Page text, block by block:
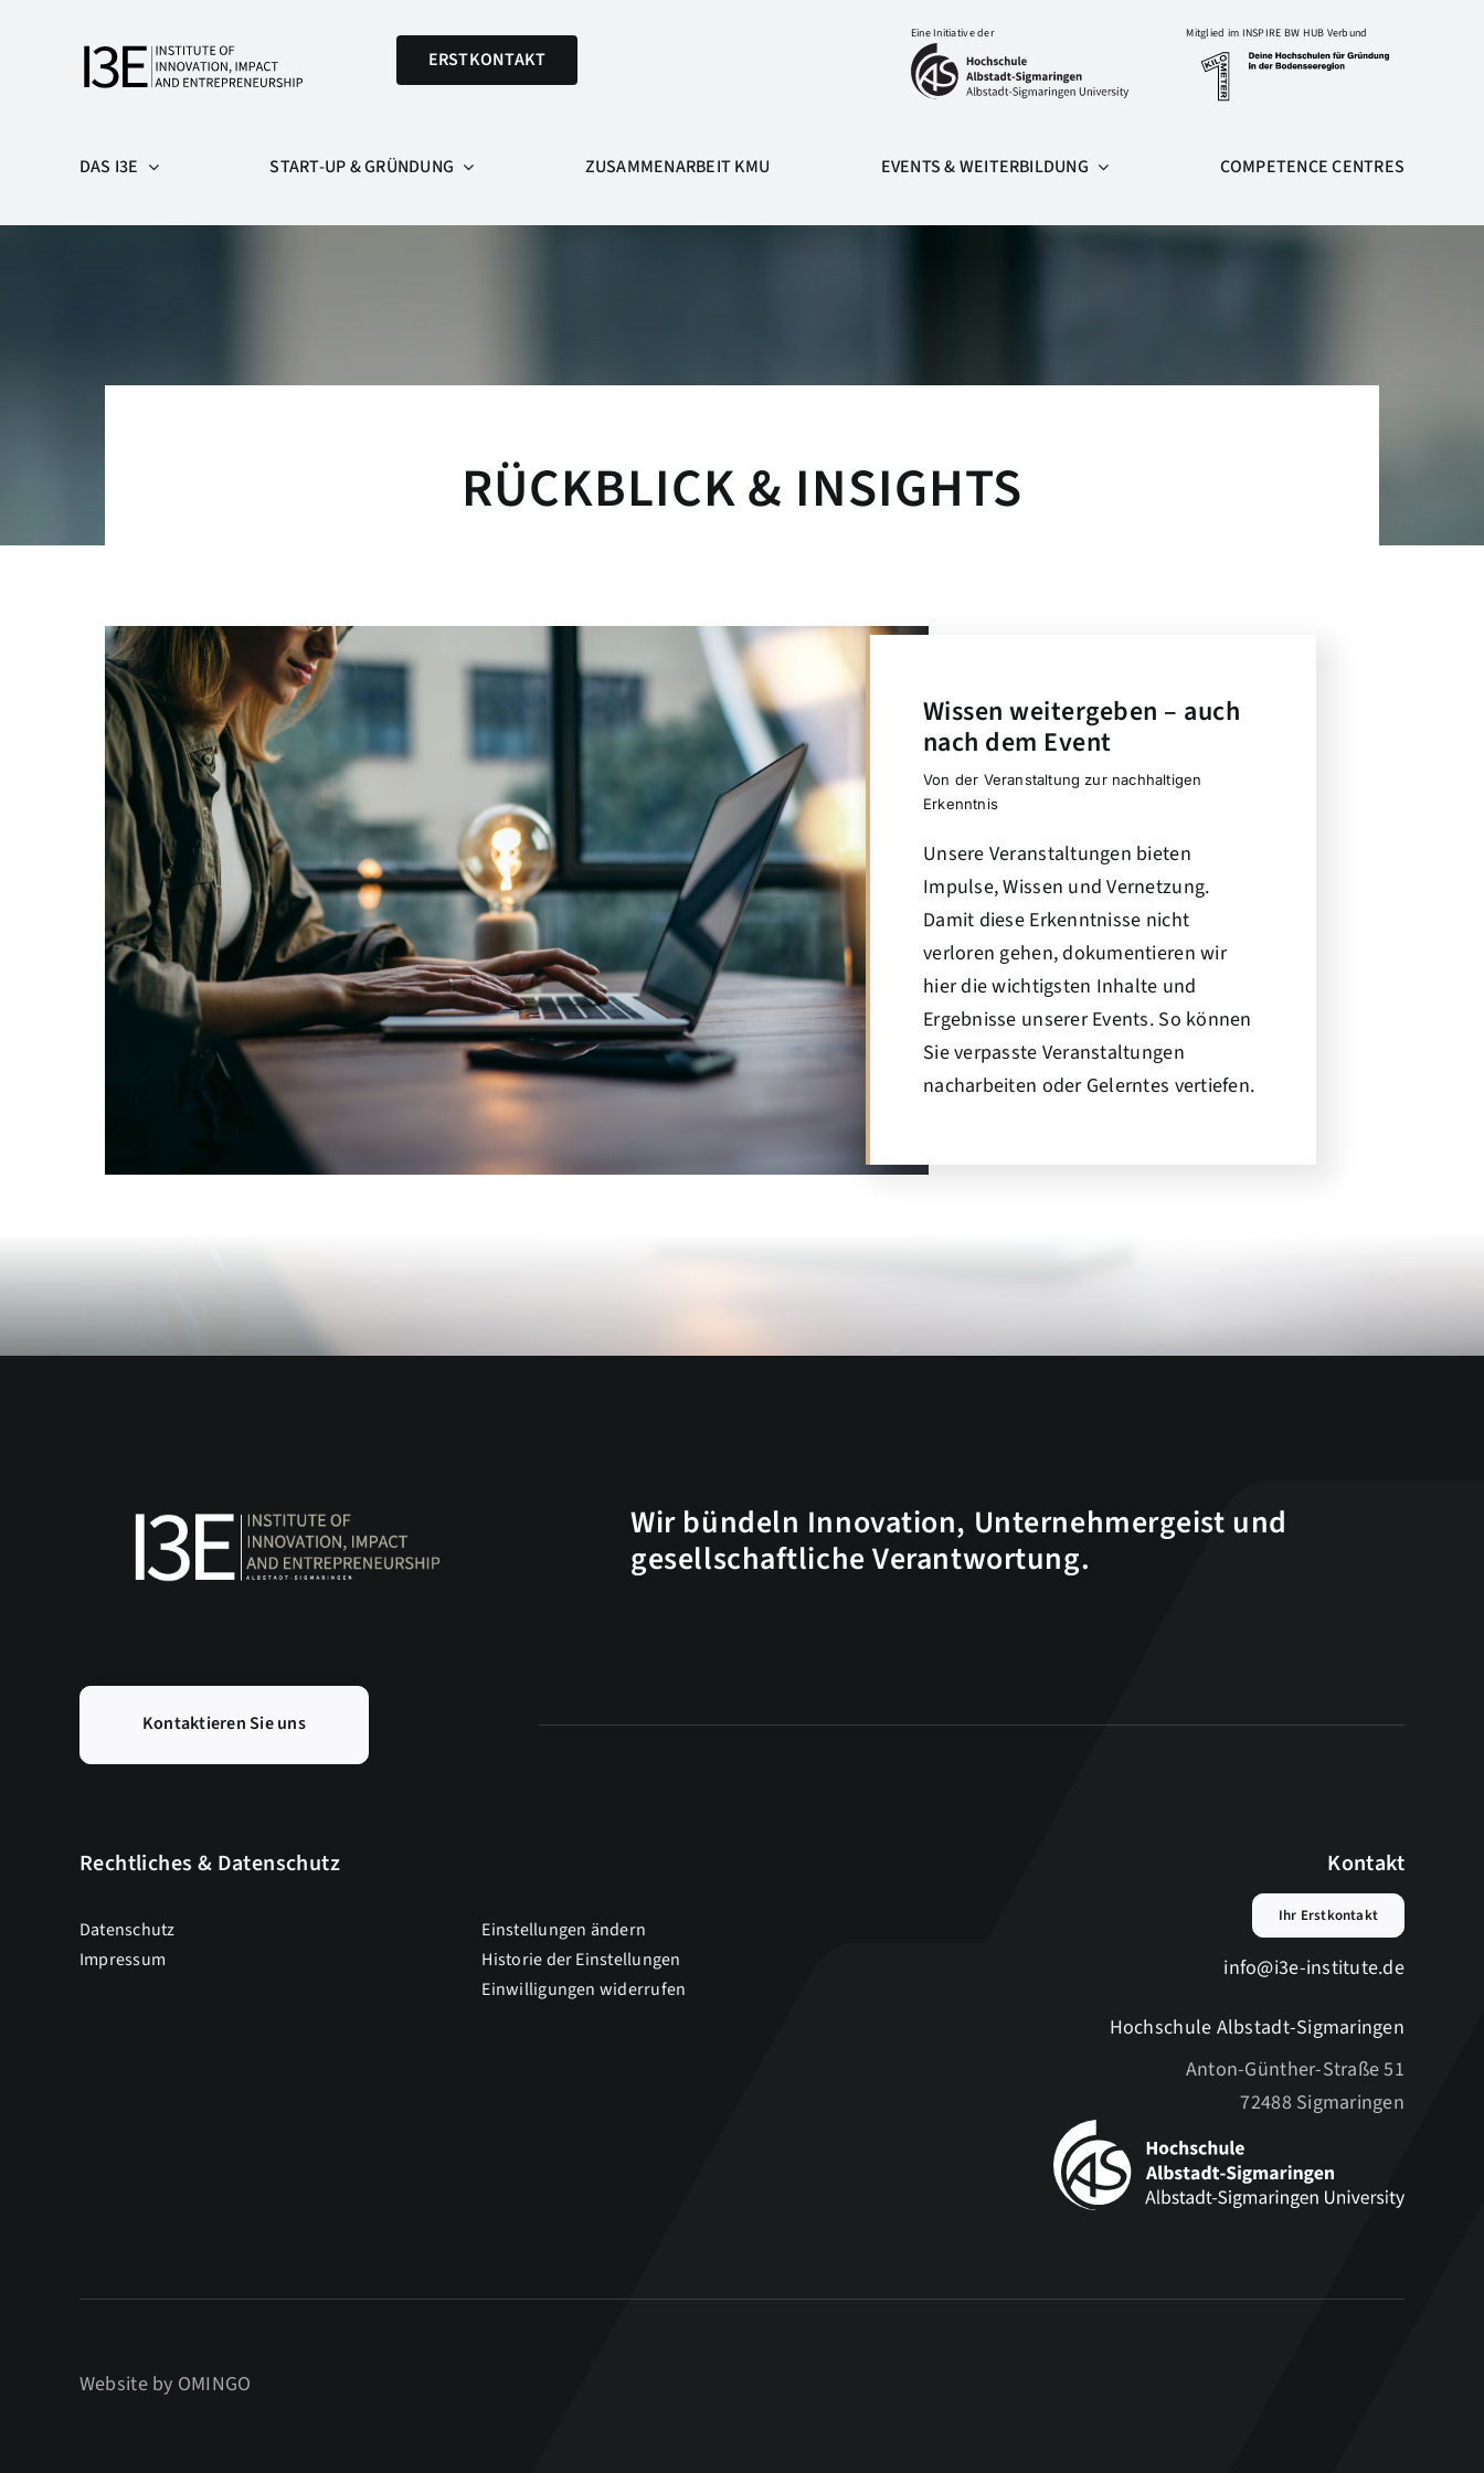
ERSTKONTAKT
Eine Initiative der Mitglied im INSPIRE BW HUB Verbund
DAS I3E START-UP & GRÜNDUNG ZUSAMMENARBEIT KMU EVENTS & WEITERBILDUNG COMPETENCE CENTRES
RÜCKBLICK & INSIGHTS
Wissen weitergeben – auch
nach dem Event
Von der Veranstaltung zur nachhaltigen
Erkenntnis
Unsere Veranstaltungen bieten
Impulse, Wissen und Vernetzung.
Damit diese Erkenntnisse nicht
verloren gehen, dokumentieren wir
hier die wichtigsten Inhalte und
Ergebnisse unserer Events. So können
Sie verpasste Veranstaltungen
nacharbeiten oder Gelerntes vertiefen.
Wir bündeln Innovation, Unternehmergeist und
gesellschaftliche Verantwortung.
Kontaktieren Sie uns
Rechtliches & Datenschutz
Datenschutz
Impressum
Einstellungen ändern
Historie der Einstellungen
Einwilligungen widerrufen
Kontakt
Ihr Erstkontakt
info@i3e-institute.de
Hochschule Albstadt-Sigmaringen
Anton-Günther-Straße 51
72488 Sigmaringen
Website by OMINGO